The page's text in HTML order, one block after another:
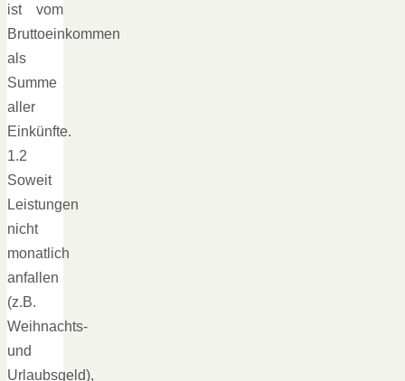
ist vom
Bruttoeinkommen
als
Summe
aller
Einkünfte.
1.2
Soweit
Leistungen
nicht
monatlich
anfallen
(z.B.
Weihnachts-
und
Urlaubsgeld),